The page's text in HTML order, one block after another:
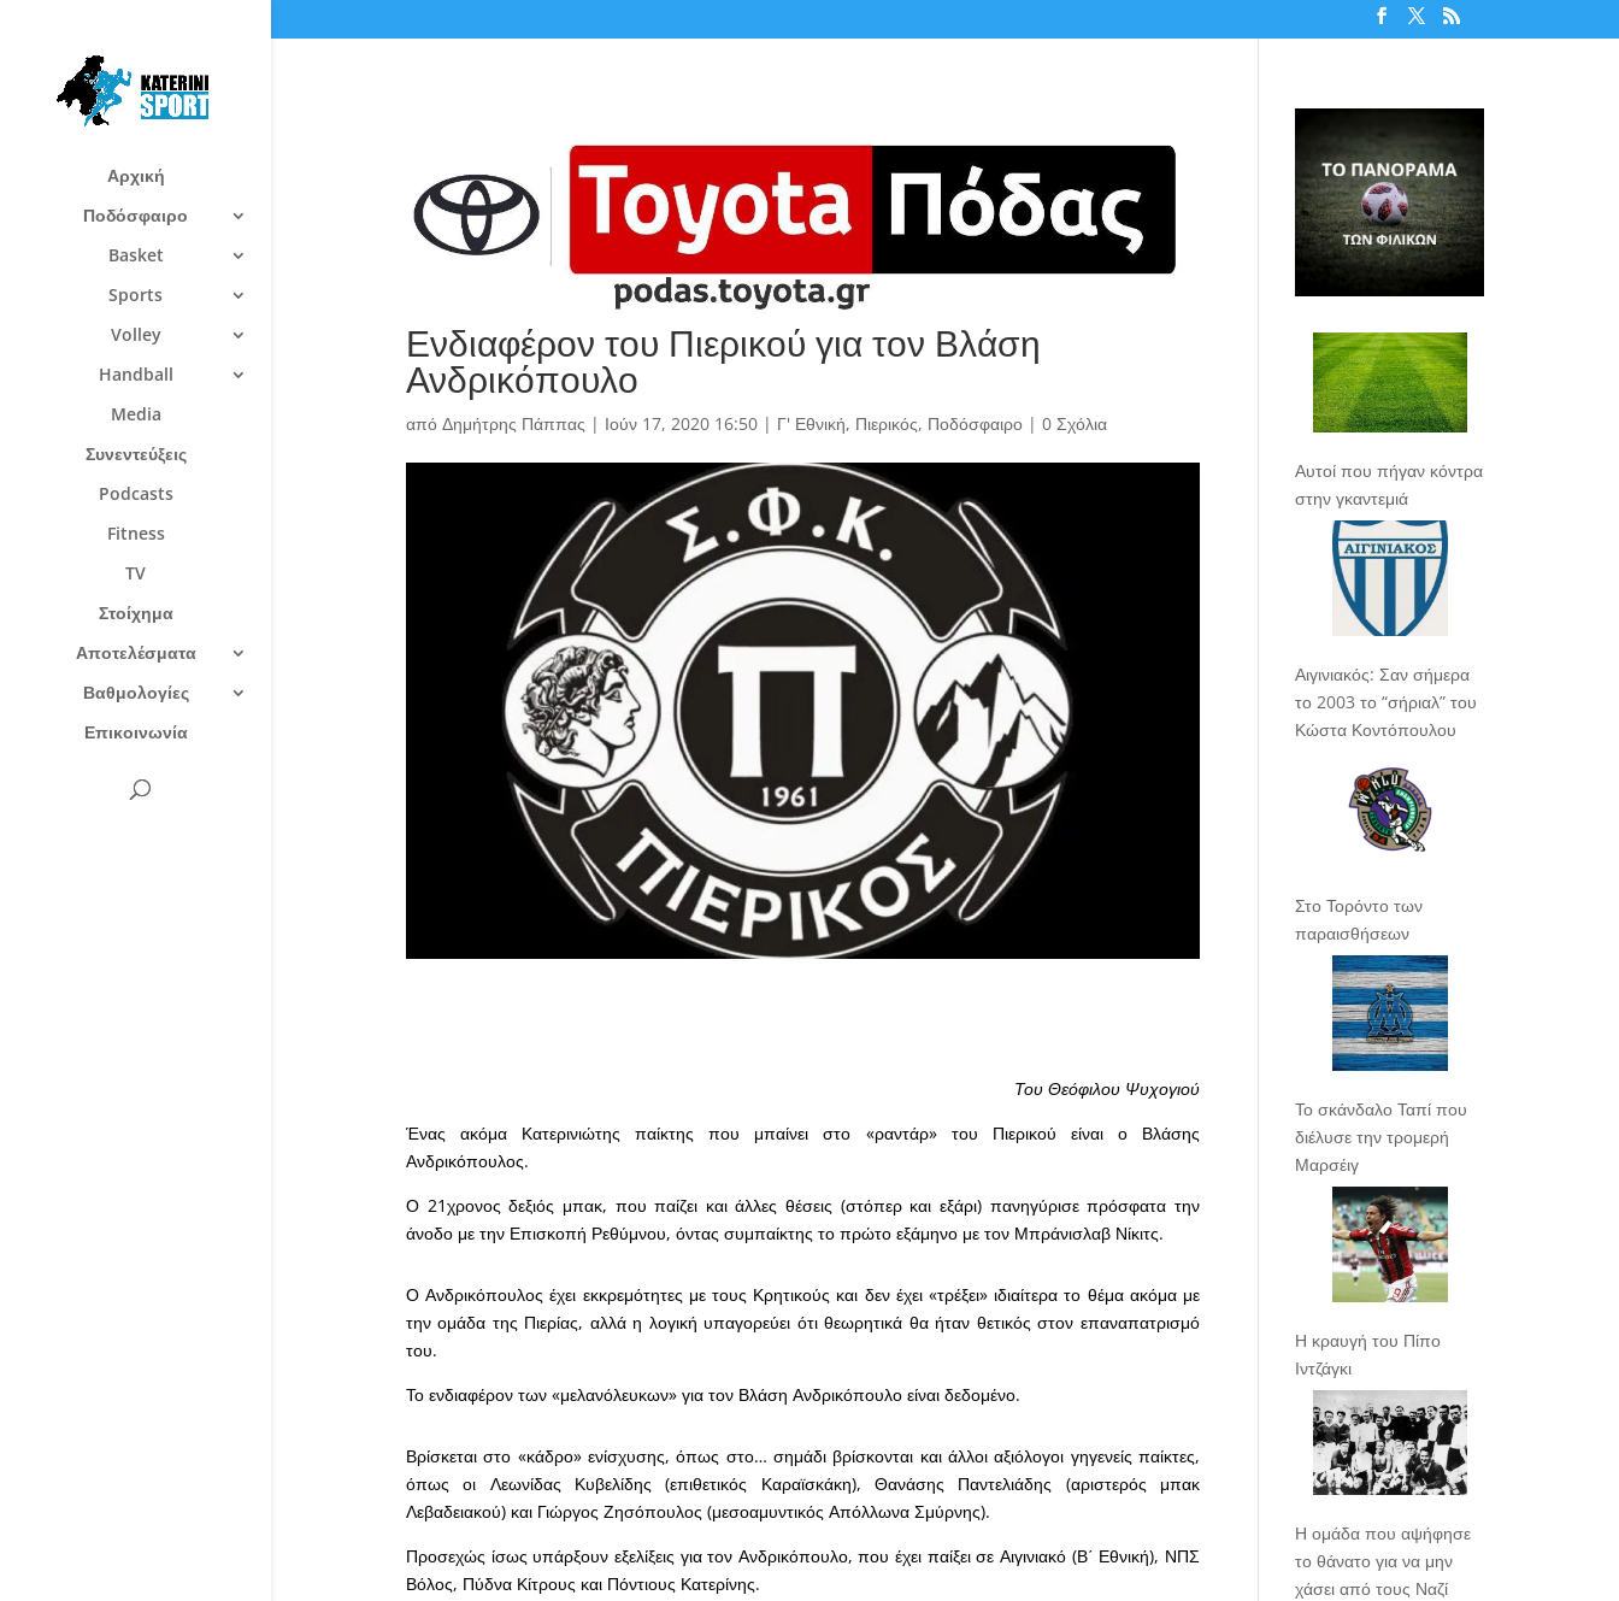
Αρχική
Ποδόσφαιρο
Basket
Sports
Volley
Handball
Media
Συνεντεύξεις
Podcasts
Fitness
TV
Στοίχημα
Αποτελέσματα
Βαθμολογίες
Επικοινωνία
Ενδιαφέρον του Πιερικού για τον Βλάση
Ανδρικόπουλο
από Δημήτρης Πάππας | Ιούν 17, 2020 16:50| Γ' Εθνική, Πιερικός, Ποδόσφαιρο| 0 Σχόλια
Του Θεόφιλου Ψυχογιού
Ένας ακόμα Κατερινιώτης παίκτης που μπαίνει στο «ραντάρ» του Πιερικού είναι ο Βλάσης
Ανδρικόπουλος.
Ο 21χρονος δεξιός μπακ, που παίζει και άλλες θέσεις (στόπερ και εξάρι) πανηγύρισε πρόσφατα την
άνοδο με την Επισκοπή Ρεθύμνου, όντας συμπαίκτης το πρώτο εξάμηνο με τον Μπράνισλαβ Νίκιτς.
Ο Ανδρικόπουλος έχει εκκρεμότητες με τους Κρητικούς και δεν έχει «τρέξει» ιδιαίτερα το θέμα ακόμα με
την ομάδα της Πιερίας, αλλά η λογική υπαγορεύει ότι θεωρητικά θα ήταν θετικός στον επαναπατρισμό
του.
Το ενδιαφέρον των «μελανόλευκων» για τον Βλάση Ανδρικόπουλο είναι δεδομένο.
Βρίσκεται στο «κάδρο» ενίσχυσης, όπως στο… σημάδι βρίσκονται και άλλοι αξιόλογοι γηγενείς παίκτες,
όπως οι Λεωνίδας Κυβελίδης (επιθετικός Καραϊσκάκη), Θανάσης Παντελιάδης (αριστερός μπακ
Λεβαδειακού) και Γιώργος Ζησόπουλος (μεσοαμυντικός Απόλλωνα Σμύρνης).
Προσεχώς ίσως υπάρξουν εξελίξεις για τον Ανδρικόπουλο, που έχει παίξει σε Αιγινιακό (Β΄ Εθνική), ΝΠΣ
Βόλος, Πύδνα Κίτρους και Πόντιους Κατερίνης.
Αυτοί που πήγαν κόντρα
στην γκαντεμιά
Αιγινιακός: Σαν σήμερα
το 2003 το “σήριαλ” του
Κώστα Κοντόπουλου
Στο Τορόντο των
παραισθήσεων
Το σκάνδαλο Ταπί που
διέλυσε την τρομερή
Μαρσέιγ
Η κραυγή του Πίπο
Ιντζάγκι
Η ομάδα που αψήφησε
το θάνατο για να μην
χάσει από τους Ναζί